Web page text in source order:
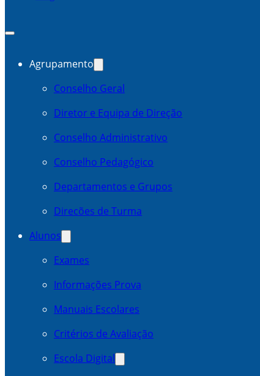
Agrupamento
Conselho Geral
Diretor e Equipa de Direção
Conselho Administrativo
Conselho Pedagógico
Departamentos e Grupos
Direcões de Turma
Alunos
Exames
Informações Prova
Manuais Escolares
Critérios de Avaliação
Escola Digital